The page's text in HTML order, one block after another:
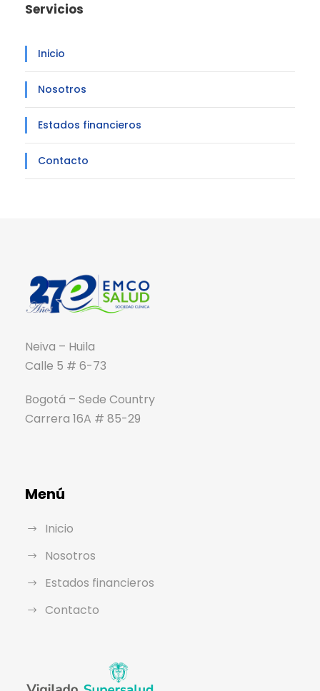
Servicios
Inicio
Nosotros
Estados financieros
Contacto
Neiva – Huila
Calle 5 # 6-73
Bogotá – Sede Country
Carrera 16A # 85-29
Menú
Inicio
Nosotros
Estados financieros
Contacto